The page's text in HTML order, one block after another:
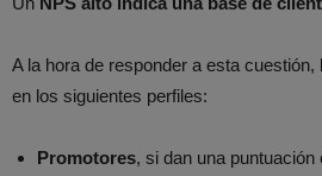
A la hora de responder a esta
en los siguientes perfiles:
Promotores, si dan una puntuación